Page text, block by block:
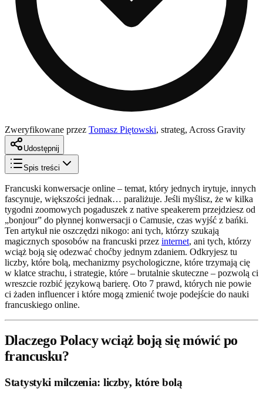
Zweryfikowane przez Tomasz Piętowski, strateg, Across Gravity
Udostępnij
Spis treści
Francuski konwersacje online – temat, który jednych irytuje, innych
fascynuje, większości jednak… paraliżuje. Jeśli myślisz, że w kilka
tygodni zoomowych pogaduszek z native speakerem przejdziesz od
„bonjour” do płynnej konwersacji o Camusie, czas wyjść z bańki.
Ten artykuł nie oszczędzi nikogo: ani tych, którzy szukają
magicznych sposobów na francuski przez internet, ani tych, którzy
wciąż boją się odezwać choćby jednym zdaniem. Odkryjesz tu
liczby, które bolą, mechanizmy psychologiczne, które trzymają cię
w klatce strachu, i strategie, które – brutalnie skuteczne – pozwolą ci
wreszcie rozbić językową barierę. Oto 7 prawd, których nie powie
ci żaden influencer i które mogą zmienić twoje podejście do nauki
francuskiego online.
Dlaczego Polacy wciąż boją się mówić po
francusku?
Statystyki milczenia: liczby, które bolą